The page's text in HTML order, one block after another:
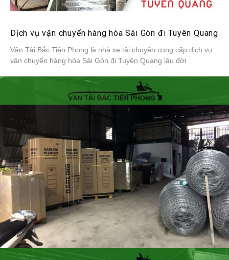
Dịch vụ vận chuyển hàng hóa Sài Gòn đi Tuyên Quang
Vận Tải Bắc Tiên Phong là nhà xe tải chuyên cung cấp dịch vụ
vận chuyển hàng hóa Sài Gòn đi Tuyên Quang lâu đời